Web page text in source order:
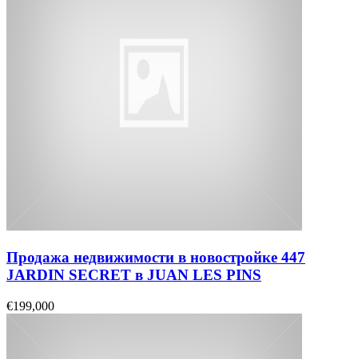
Продажа недвижимости в новостройке 447
JARDIN SECRET в JUAN LES PINS
€199,000